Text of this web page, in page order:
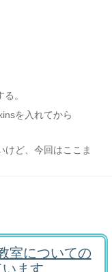
。
を入れてから
けど、今回はここま
室についての
ます